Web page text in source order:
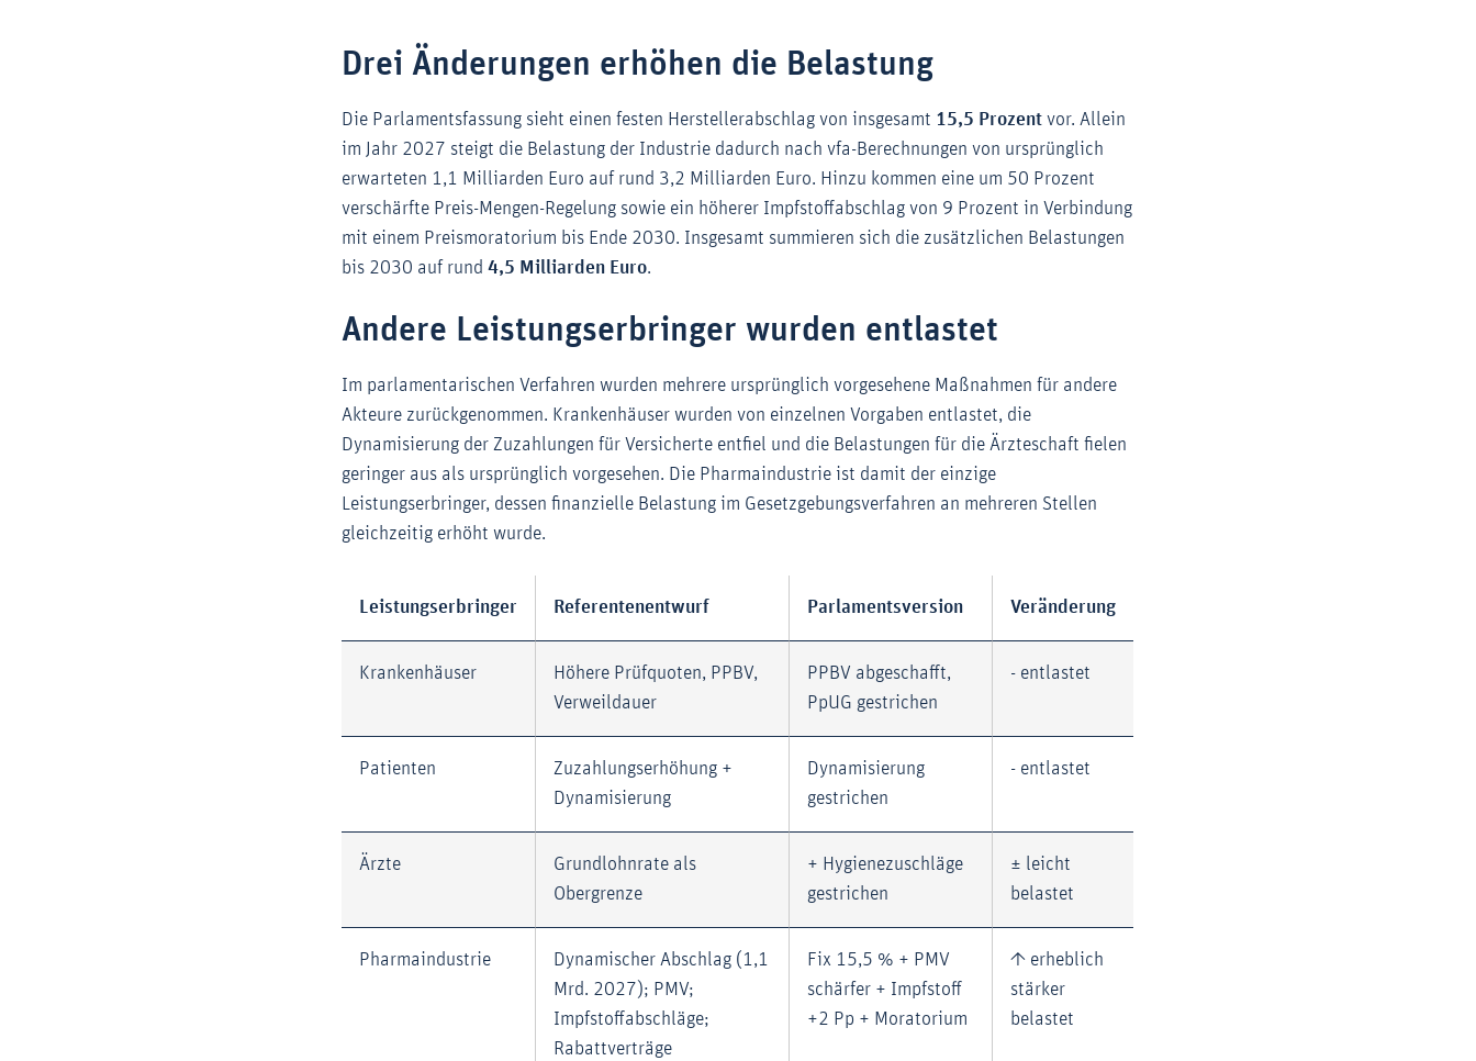
Drei Änderungen erhöhen die Belastung
Die Parlamentsfassung sieht einen festen Herstellerabschlag von insgesamt 15,5 Prozent vor. Allein
im Jahr 2027 steigt die Belastung der Industrie dadurch nach vfa-Berechnungen von ursprünglich
erwarteten 1,1 Milliarden Euro auf rund 3,2 Milliarden Euro. Hinzu kommen eine um 50 Prozent
verschärfte Preis-Mengen-Regelung sowie ein höherer Impfstoffabschlag von 9 Prozent in Verbindung
mit einem Preismoratorium bis Ende 2030. Insgesamt summieren sich die zusätzlichen Belastungen
bis 2030 auf rund4,5 Milliarden Euro.
Andere Leistungserbringer wurden entlastet
Im parlamentarischen Verfahren wurden mehrere ursprünglich vorgesehene Maßnahmen für andere
Akteure zurückgenommen. Krankenhäuser wurden von einzelnen Vorgaben entlastet, die
Dynamisierung der Zuzahlungen für Versicherte entfiel und die Belastungen für die Ärzteschaft fielen
geringer aus als ursprünglich vorgesehen. Die Pharmaindustrie ist damit der einzige
Leistungserbringer, dessen finanzielle Belastung im Gesetzgebungsverfahren an mehreren Stellen
gleichzeitig erhöht wurde.
Leistungserbringer Referentenentwurf Parlamentsversion Veränderung
Krankenhäuser
Höhere Prüfquoten, PPBV,
Verweildauer
PPBV abgeschafft,
PpUG gestrichen
- entlastet
Patienten
Zuzahlungserhöhung +
Dynamisierung
Dynamisierung
gestrichen
- entlastet
Ärzte
Grundlohnrate als
Obergrenze
+ Hygienezuschläge
gestrichen
± leicht
belastet
Pharmaindustrie
Dynamischer Abschlag (1,1
Mrd. 2027); PMV;
Impfstoffabschläge;
Rabattverträge
Fix 15,5 % + PMV
schärfer + Impfstoff
+2 Pp + Moratorium
↑ erheblich
stärker
belastet